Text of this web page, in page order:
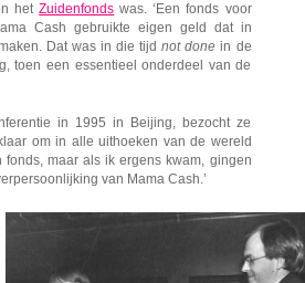
hetZuidenfonds was. ‘Een fonds voor
Cash gebruikte eigen geld dat in
Dat was in die tijdnot donein de
toen een essentieel onderdeel van de
in 1995 in Beijing, bezocht ze
om in alle uithoeken van de wereld
fonds, maar als ik ergens kwam, gingen
van Mama Cash.’